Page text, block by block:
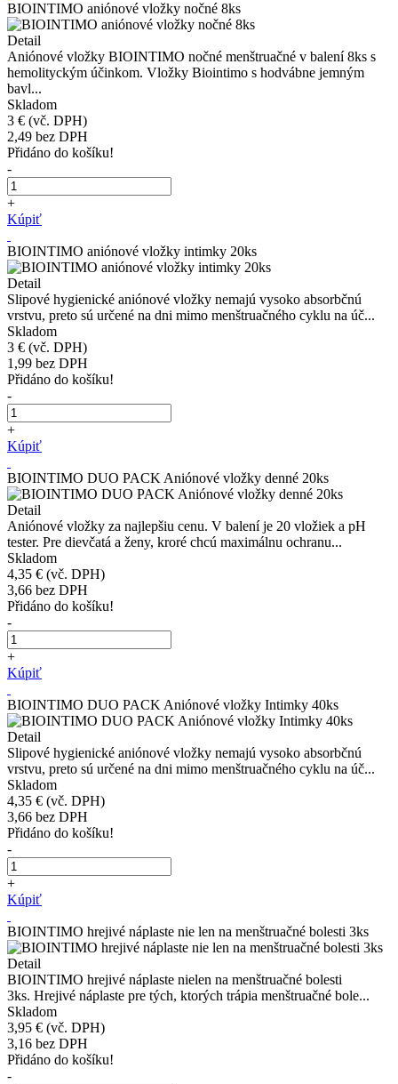
BIOINTIMO aniónové vložky nočné 8ks
Detail
Aniónové vložky BIOINTIMO nočné menštruačné v balení 8ks s
hemolityckým účinkom. Vložky Biointimo s hodvábne jemným
bavl...
Skladom
3 € (vč. DPH)
2,49 bez DPH
Přidáno do košíku!
-
+
Kúpiť
BIOINTIMO aniónové vložky intimky 20ks
Detail
Slipové hygienické aniónové vložky nemajú vysoko absorbčnú
vrstvu, preto sú určené na dni mimo menštruačného cyklu na úč...
Skladom
3 € (vč. DPH)
1,99 bez DPH
Přidáno do košíku!
-
+
Kúpiť
BIOINTIMO DUO PACK Aniónové vložky denné 20ks
Detail
Aniónové vložky za najlepšiu cenu. V balení je 20 vložiek a pH
tester. Pre dievčatá a ženy, kroré chcú maximálnu ochranu...
Skladom
4,35 € (vč. DPH)
3,66 bez DPH
Přidáno do košíku!
-
+
Kúpiť
BIOINTIMO DUO PACK Aniónové vložky Intimky 40ks
Detail
Slipové hygienické aniónové vložky nemajú vysoko absorbčnú
vrstvu, preto sú určené na dni mimo menštruačného cyklu na úč...
Skladom
4,35 € (vč. DPH)
3,66 bez DPH
Přidáno do košíku!
-
+
Kúpiť
BIOINTIMO hrejivé náplaste nie len na menštruačné bolesti 3ks
Detail
BIOINTIMO hrejivé náplaste nielen na menštruačné bolesti
3ks. Hrejivé náplaste pre tých, ktorých trápia menštruačné bole...
Skladom
3,95 € (vč. DPH)
3,16 bez DPH
Přidáno do košíku!
-